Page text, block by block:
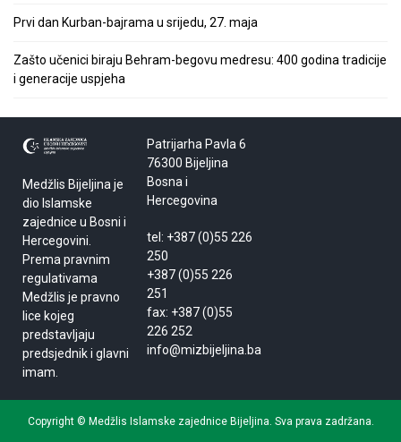
Prvi dan Kurban-bajrama u srijedu, 27. maja
Zašto učenici biraju Behram-begovu medresu: 400 godina tradicije
i generacije uspjeha
Medžlis Bijeljina je
dio Islamske
zajednice u Bosni i
Hercegovini.
Prema pravnim
regulativama
Medžlis je pravno
lice kojeg
predstavljaju
predsjednik i glavni
imam.
Patrijarha Pavla 6
76300 Bijeljina
Bosna i
Hercegovina
tel: +387 (0)55 226
250
+387 (0)55 226
251
fax: +387 (0)55
226 252
info@mizbijeljina.ba
Copyright © Medžlis Islamske zajednice Bijeljina. Sva prava zadržana.